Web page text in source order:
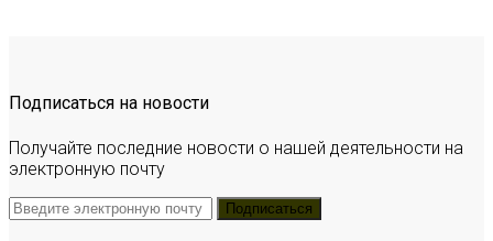
Подписаться на новости
Получайте последние новости о нашей деятельности на
электронную почту